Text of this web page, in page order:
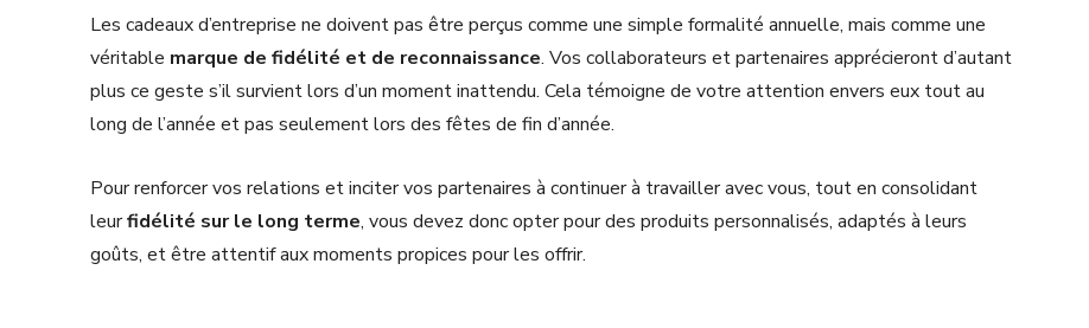
Les cadeaux d’entreprise ne doivent pas être perçus comme une simple formalité annuelle, mais comme une
véritable marque de fidélité et de reconnaissance. Vos collaborateurs et partenaires apprécieront d’autant
plus ce geste s’il survient lors d’un moment inattendu. Cela témoigne de votre attention envers eux tout au
long de l’année et pas seulement lors des fêtes de fin d’année.
Pour renforcer vos relations et inciter vos partenaires à continuer à travailler avec vous, tout en consolidant
leurfidélité sur le long terme, vous devez donc opter pour des produits personnalisés, adaptés à leurs
goûts, et être attentif aux moments propices pour les offrir.